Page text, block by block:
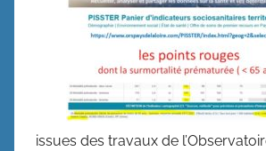
issues des travaux de